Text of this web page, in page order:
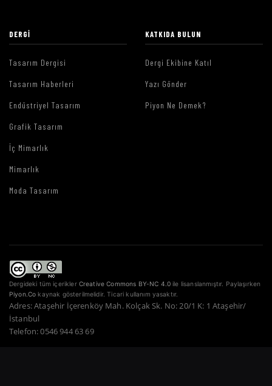
DERGI
Tasarım Dergisi
Tasarım Haberleri
Endüstriyel Tasarım
Grafik Tasarım
İç Mimarlık
Mimarlık
Moda Tasarım
KATKIDA BULUN
Dergi Ekibine Katıl
Yazı Gönder
Piyon Ne Demek?
Dergideki tüm içerikler Creative Commons BY-NC 4.0 ile lisanslanmıştır. Paylaşırken
Piyon.Co kaynak gösterilmelidir. Ticari kullanım yasaktır.
Adres: Ataşehir İçerenköy Mah. Kolçak Sk. No: 20/1 K: 1 Ataşehir/
İstanbul
Telefon: 0546 944 63 69